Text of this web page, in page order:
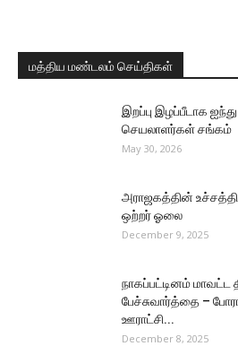
மத்திய மண்டலம் செய்திகள்
இறப்பு இழப்பீடாக
செயலாளர்கள் சங்கம்
May 30, 2026
அராஜகத்தின்
ஒற்றர் ஓலை
December 9, 2025
நாகப்பட்டினம் மாவட்ட
பேச்சுவார்த்தை –
ஊராட்சி...
December 8, 2025